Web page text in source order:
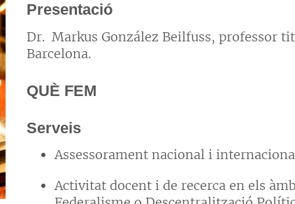
Presentació
Dr. Markus González Beilfuss, professor
Barcelona.
QUÈ FEM
Serveis
Assessorament nacional i
Activitat docent i de recerca en els